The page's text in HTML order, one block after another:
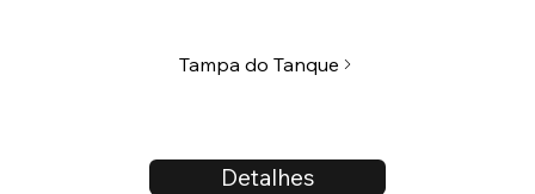
Detalhes
Tampa do Tanque